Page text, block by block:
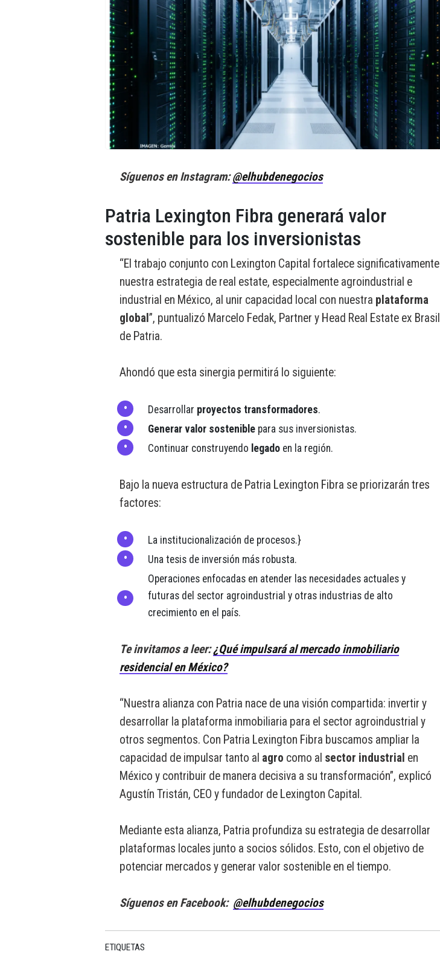
Síguenos en Instagram:@elhubdenegocios
Patria Lexington Fibra generará valor
sostenible para los inversionistas
“El trabajo conjunto con Lexington Capital fortalece significativamente
nuestra estrategia de real estate, especialmente agroindustrial e
industrial en México, al unir capacidad local con nuestra plataforma
global ”, puntualizó Marcelo Fedak, Partner y Head Real Estate ex Brasil
de Patria.
Ahondó que esta sinergia permitirá lo siguiente:
Desarrollar proyectos transformadores.
Generar valor sosteniblepara sus inversionistas.
Continuar construyendo legadoen la región.
Bajo la nueva estructura de Patria Lexington Fibra se priorizarán tres
factores:
La institucionalización de procesos.}
Una tesis de inversión más robusta.
Operaciones enfocadas en atender las necesidades actuales y
futuras del sector agroindustrial y otras industrias de alto
crecimiento en el país.
Te invitamos a leer:¿Qué impulsará al mercado inmobiliario
residencial en México?
“Nuestra alianza con Patria nace de una visión compartida: invertir y
desarrollar la plataforma inmobiliaria para el sector agroindustrial y
otros segmentos. Con Patria Lexington Fibra buscamos ampliar la
capacidad de impulsar tanto al agro como al sector industrial en
México y contribuir de manera decisiva a su transformación”, explicó
Agustín Tristán, CEO y fundador de Lexington Capital.
Mediante esta alianza, Patria profundiza su estrategia de desarrollar
plataformas locales junto a socios sólidos. Esto, con el objetivo de
potenciar mercados y generar valor sostenible en el tiempo.
Síguenos en Facebook: @elhubdenegocios
ETIQUETAS